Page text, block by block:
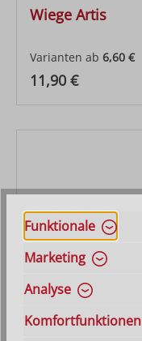
Wiege Artis
Varianten ab 6,60 €
Regulärer Preis:
11,90 €
Engel Artis
Funktionale
Marketing
Analyse
Komfortfunktionen